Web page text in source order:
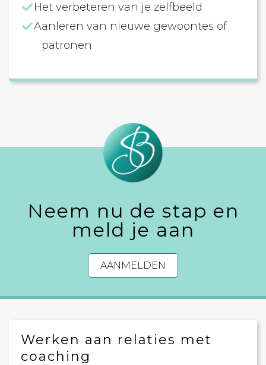
Het verbeteren van je zelfbeeld
Aanleren van nieuwe gewoontes of
patronen
Neem nu de stap en
meld je aan
AANMELDEN
Werken aan relaties met
coaching